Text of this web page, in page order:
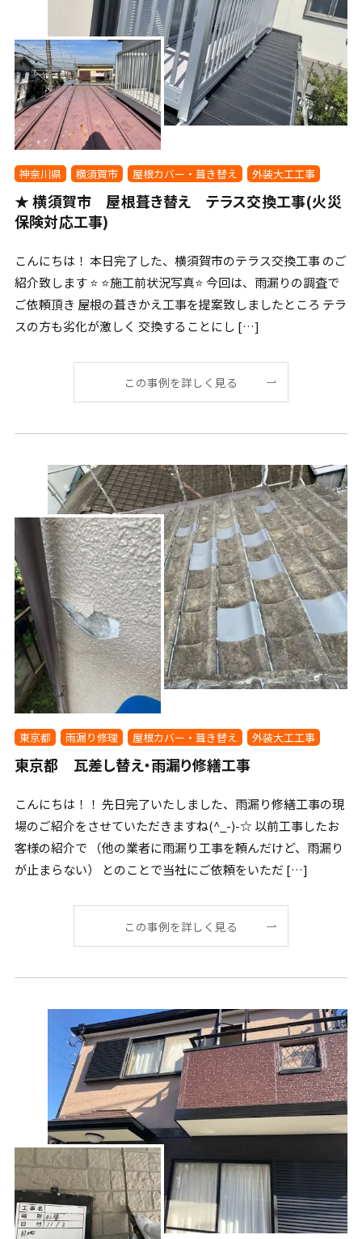
神奈川県 横須賀市 屋根カバー・葺き替え 外装大工工事
★ 横須賀市 屋根葺き替え テラス交換工事(火災
保険対応工事)
こんにちは！ 本日完了した、横須賀市のテラス交換工事 のご
紹介致します ⭐️ ⭐️施工前状況写真⭐️ 今回は、雨漏りの調査で
ご依頼頂き 屋根の葺きかえ工事を提案致しましたところ テラ
スの方も劣化が激しく 交換することにし […]
この事例を詳しく見る
東京都 雨漏り修理 屋根カバー・葺き替え 外装大工工事
東京都 瓦差し替え・雨漏り修繕工事
こんにちは！！ 先日完了いたしました、雨漏り修繕工事の現
場のご紹介をさせていただきますね(^_-)-☆ 以前工事したお
客様の紹介で （他の業者に雨漏り工事を頼んだけど、雨漏り
が止まらない） とのことで当社にご依頼をいただ […]
この事例を詳しく見る